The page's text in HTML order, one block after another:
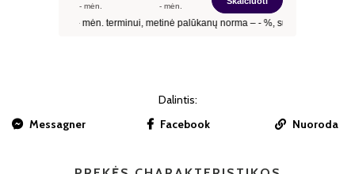
Dalintis:
Messagner
Facebook Nuoroda